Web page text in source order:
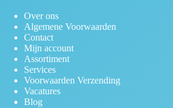
Over ons
Algemene Voorwaarden
Contact
Mijn account
Assortiment
Services
Voorwaarden Verzending
Vacatures
Blog